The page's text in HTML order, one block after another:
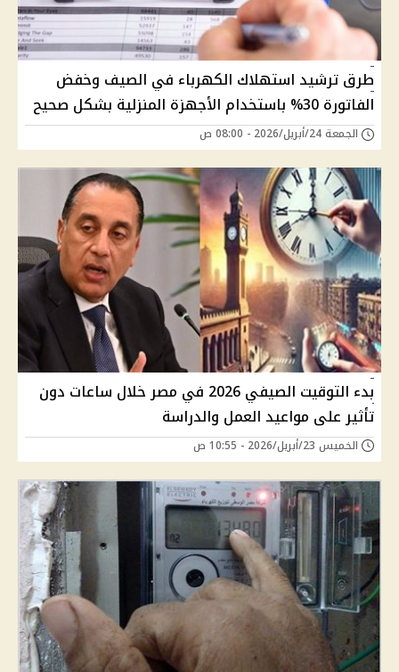
طرق ترشيد استهلاك الكهرباء في الصيف وخفض
الفاتورة 30% باستخدام الأجهزة المنزلية بشكل صحيح
الجمعة 24/أبريل/2026 - 08:00 ص
بدء التوقيت الصيفي 2026 في مصر خلال ساعات دون
تأثير على مواعيد العمل والدراسة
الخميس 23/أبريل/2026 - 10:55 ص